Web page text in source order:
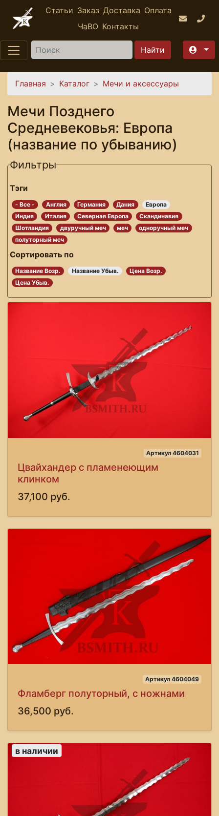
Перейти к основному содержанию
Статьи Заказ Доставка Оплата
ЧаВО Контакты
Найти
Вы здесь
Главная Каталог Мечи и аксессуары
Мечи Позднего
Средневековья: Европа
(название по убыванию)
Фильтры
Тэги
- Все - Англия Германия Дания
Европа
Индия
Италия Северная Европа
Скандинавия
Шотландия
двуручный меч меч
одноручный меч
полуторный меч
Сортировать по
Название Возр. Название Убыв.
Цена Возр.
Цена Убыв.
Артикул 4604031
Цвайхандер с пламенеющим
клинком
37,100 руб.
Артикул 4604049
Фламберг полуторный, с ножнами
36,500 руб.
в наличии